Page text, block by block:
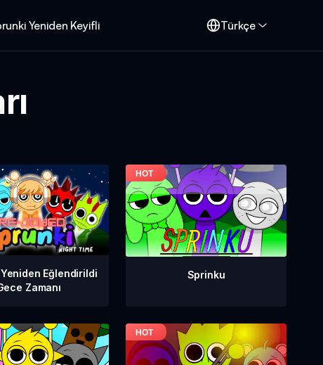
Yeniden Keyifli Türkçe
Eğlendirildi
Zamanı
Sprinku